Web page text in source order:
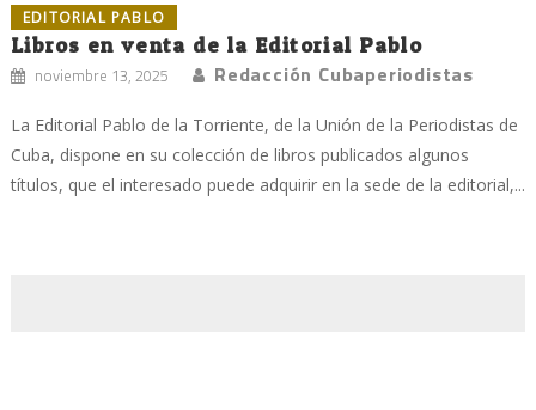
EDITORIAL PABLO
Libros en venta de la Editorial Pablo
noviembre 13, 2025 Redacción Cubaperiodistas
La Editorial Pablo de la Torriente, de la Unión de la Periodistas de
Cuba, dispone en su colección de libros publicados algunos
títulos, que el interesado puede adquirir en la sede de la editorial,...